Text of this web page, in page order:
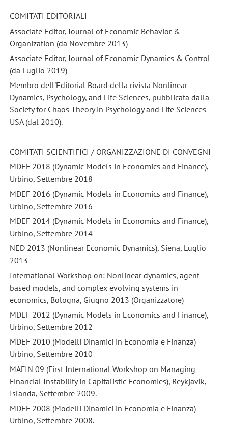
COMITATI EDITORIALI
Associate Editor, Journal of Economic Behavior &
Organization (da Novembre 2013)
Associate Editor, Journal of Economic Dynamics & Control
(da Luglio 2019)
Membro dell'Editorial Board della rivista Nonlinear
Dynamics, Psychology, and Life Sciences, pubblicata dalla
Society for Chaos Theory in Psychology and Life Sciences -
USA (dal 2010).
COMITATI SCIENTIFICI / ORGANIZZAZIONE DI CONVEGNI
MDEF 2018 (Dynamic Models in Economics and Finance),
Urbino, Settembre 2018
MDEF 2016 (Dynamic Models in Economics and Finance),
Urbino, Settembre 2016
MDEF 2014 (Dynamic Models in Economics and Finance),
Urbino, Settembre 2014
NED 2013 (Nonlinear Economic Dynamics), Siena, Luglio
2013
International Workshop on: Nonlinear dynamics, agent-
based models, and complex evolving systems in
economics, Bologna, Giugno 2013 (Organizzatore)
MDEF 2012 (Dynamic Models in Economics and Finance),
Urbino, Settembre 2012
MDEF 2010 (Modelli Dinamici in Economia e Finanza)
Urbino, Settembre 2010
MAFIN 09 (First International Workshop on Managing
Financial Instability in Capitalistic Economies), Reykjavik,
Islanda, Settembre 2009.
MDEF 2008 (Modelli Dinamici in Economia e Finanza)
Urbino, Settembre 2008.